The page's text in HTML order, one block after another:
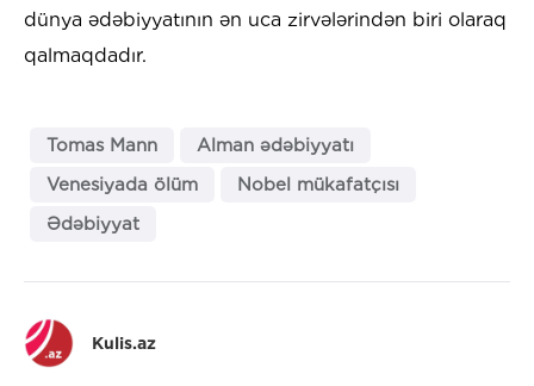
dünya ədəbiyyatının ən uca zirvələrindən biri olaraq
qalmaqdadır.
Tomas Mann
Alman ədəbiyyatı
Venesiyada ölüm
Nobel mükafatçısı
Ədəbiyyat
Kulis.az